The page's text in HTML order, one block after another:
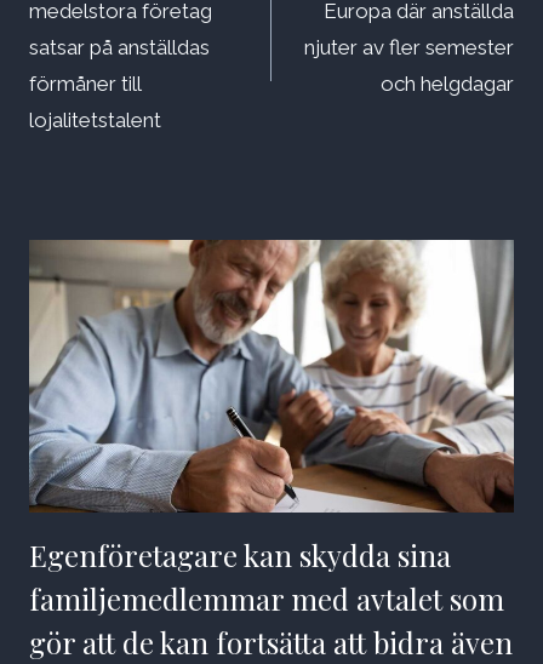
medelstora företag
satsar på anställdas
förmåner till
lojalitetstalent
Europa där anställda
njuter av fler semester
och helgdagar
Egenföretagare kan skydda sina
familjemedlemmar med avtalet som
gör att de kan fortsätta att bidra även